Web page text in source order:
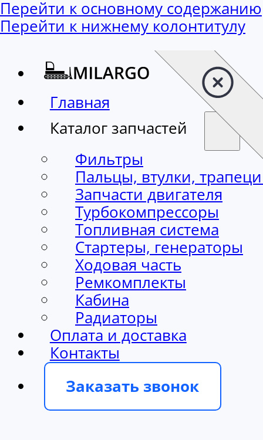
Перейти к основному содержанию
Перейти к нижнему колонтитулу
Главная
Каталог запчастей
Фильтры
Пальцы, втулки,
Запчасти двигателя
Турбокомпрессоры
Топливная система
Стартеры, генераторы
Ходовая часть
Ремкомплекты
Кабина
Радиаторы
Оплата и доставка
Контакты
Заказать звонок